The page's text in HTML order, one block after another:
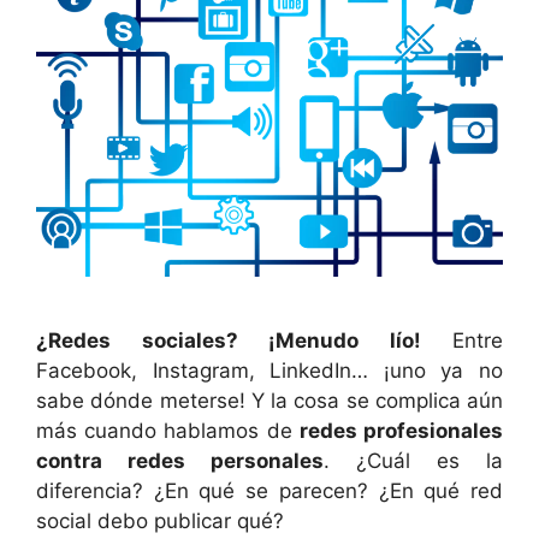
¿Redes sociales? ¡Menudo lío! Entre
Facebook, Instagram, LinkedIn… ¡uno ya no
sabe dónde meterse! Y la cosa se complica aún
más cuando hablamos de redes profesionales
contra redes personales. ¿Cuál es la
diferencia? ¿En qué se parecen? ¿En qué red
social debo publicar qué?